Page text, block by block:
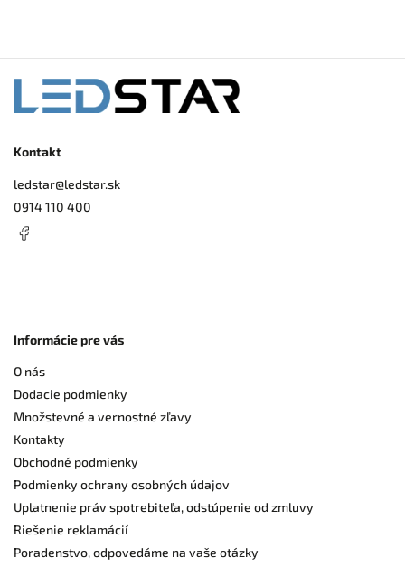
Kontakt
ledstar@ledstar.sk
0914 110 400
Informácie pre vás
O nás
Dodacie podmienky
Množstevné a vernostné zľavy
Kontakty
Obchodné podmienky
Podmienky ochrany osobných údajov
Uplatnenie práv spotrebiteľa, odstúpenie od zmluvy
Riešenie reklamácií
Poradenstvo, odpovedáme na vaše otázky